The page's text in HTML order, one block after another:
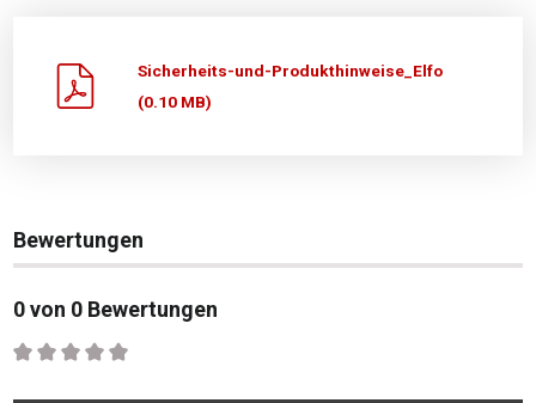
Sicherheits-und-Produkthinweise_Elfo
(0.10 MB)
Bewertungen
0 von 0 Bewertungen
Durchschnittliche Bewertung von 0 von 5 Sternen